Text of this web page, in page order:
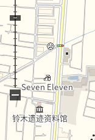
▼设备・设计
・收纳丰富的房型
(全居室收纳有，
・小房间背后收纳
・温水式地板暖气
・开放式组合厨房
・净水功能内置
・在浴室窗有
・浴室换气干燥机
−